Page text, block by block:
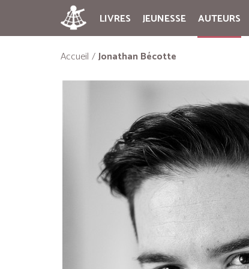
LIVRES JEUNESSE AUTEURS
Accueil Jonathan Bécotte